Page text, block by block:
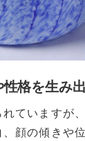
格を生み
れていますが
顔の傾きや